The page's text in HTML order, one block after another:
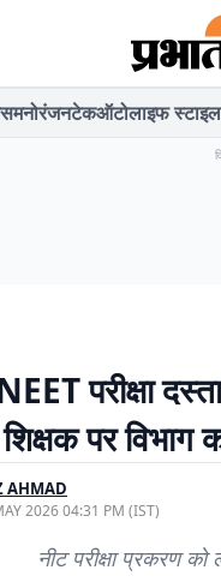
मनोरंजनटेकऑटोलाइफ स्टाइल
परीक्षा
पर विभाग
AHMAD
2026 04:31 PM (IST)
नीट परीक्षा प्रकरण